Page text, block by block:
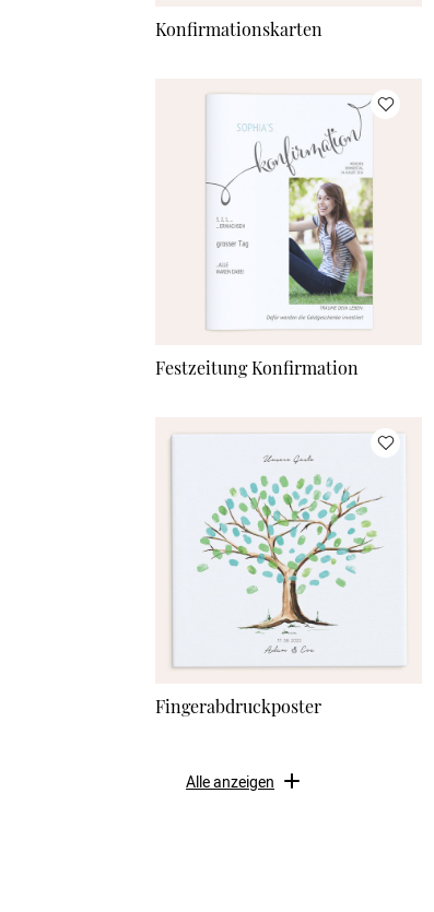
Konfirmationskarten
Festzeitung Konfirmation
Fingerabdruckposter
Alle anzeigen